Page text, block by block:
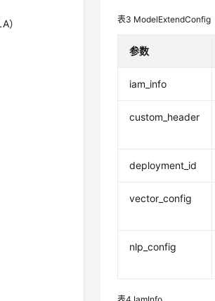
） 表3 ModelExtendConfig
参数
iam_info
custom_header
deployment_id
vector_config
nlp_config